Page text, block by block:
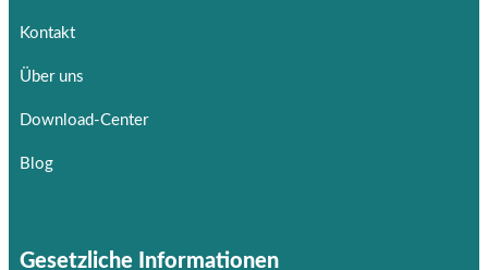
Kontakt
Über uns
Download-Center
Blog
Gesetzliche Informationen